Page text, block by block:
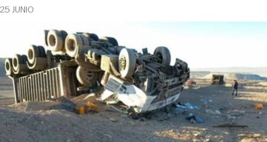
25 JUNIO